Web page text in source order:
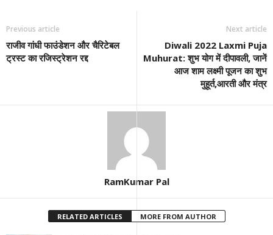
Previous article
राजीव गांधी फाउंडेशन और चैरिटेबल
ट्रस्ट का रजिस्ट्रेशन रद्द
Next article
Diwali 2022 Laxmi Puja
Muhurat: शुभ योग में दीपावली, जानें
आज शाम लक्ष्मी पूजन का शुभ
मुहूर्त,आरती और मंत्र
RamKumar Pal
RELATED ARTICLES MORE FROM AUTHOR